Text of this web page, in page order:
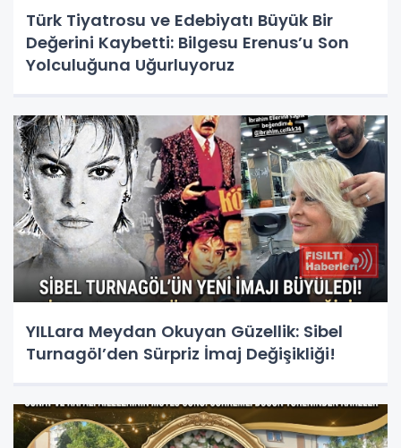
Türk Tiyatrosu ve Edebiyatı Büyük Bir
Değerini Kaybetti: Bilgesu Erenus’u Son
Yolculuğuna Uğurluyoruz
YILLara Meydan Okuyan Güzellik: Sibel
Turnagöl’den Sürpriz İmaj Değişikliği!